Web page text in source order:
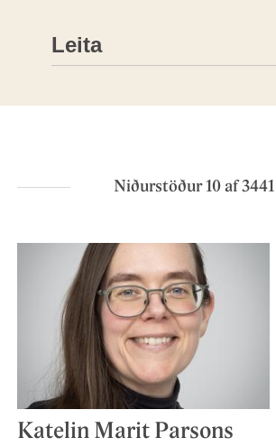
Niðurstöður 10 af 3441
Katelin Marit Parsons